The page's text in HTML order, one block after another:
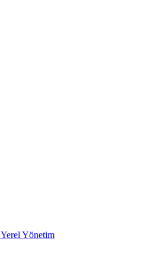
Yerel Yönetim